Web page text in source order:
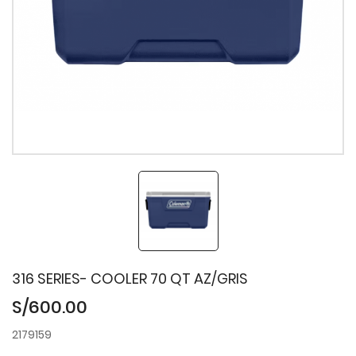
316 SERIES- COOLER 70 QT AZ/GRIS
S/600.00
2179159